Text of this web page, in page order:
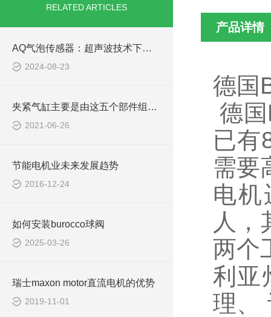
RELATED ARTICLES
AQ气泡传感器：超声波技术下的气泡监测专家
2024-08-23
夹紧气缸主要是由这五个部件组成的
2021-06-26
节能电机业未来发展趋势
2016-12-24
如何安装burocco球阀
2025-03-26
瑞士maxon motor直流电机的优势
2019-11-01
产品详情
德国
德
已有
需要
电
人，
两个
利亚
理、